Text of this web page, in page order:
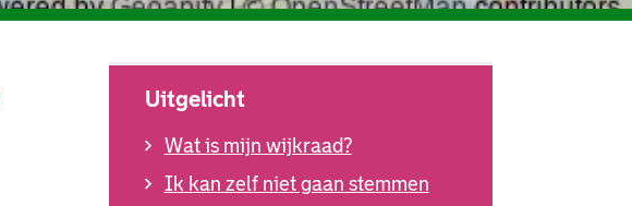
Uitgelicht
Wat is mijn wijkraad?
Ik kan zelf niet gaan stemmen